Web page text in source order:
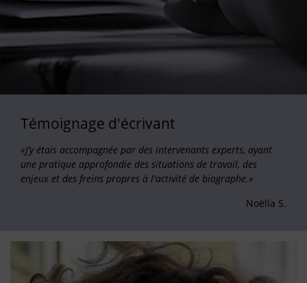
Témoignage d'écrivant
«J’y étais accompagnée par des intervenants experts, ayant
une pratique approfondie des situations de travail, des
enjeux et des freins propres à l'activité de biographe.»
Noëlla S.